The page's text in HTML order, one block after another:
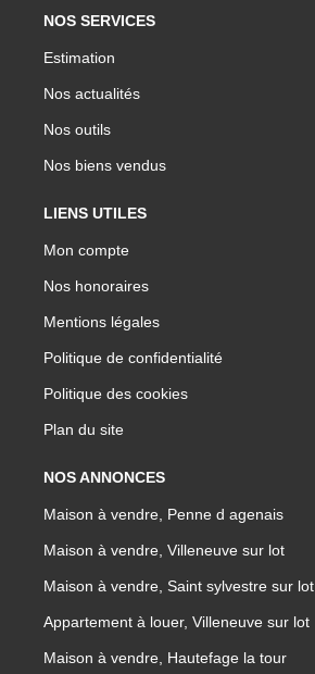
NOS SERVICES
Estimation
Nos actualités
Nos outils
Nos biens vendus
LIENS UTILES
Mon compte
Nos honoraires
Mentions légales
Politique de confidentialité
Politique des cookies
Plan du site
NOS ANNONCES
Maison à vendre, Penne d agenais
Maison à vendre, Villeneuve sur lot
Maison à vendre, Saint sylvestre sur lot
Appartement à louer, Villeneuve sur lot
Maison à vendre, Hautefage la tour